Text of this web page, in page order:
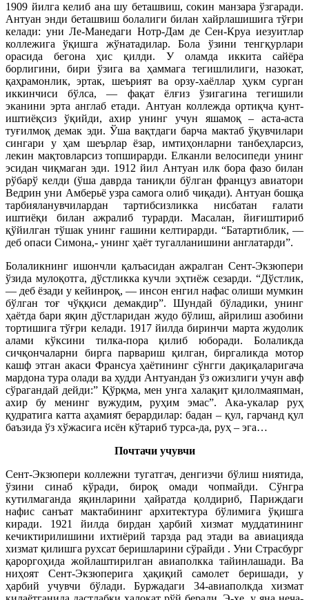
1909 йилга келиб ана шу беташвиш, сокин манзара ўзгаради.
Антуан энди беташвиш болалиги билан хайрлашишига тўғри
келади: уни Ле-Манедаги Нотр-Дам де Сен-Круа иезуитлар
коллежига ўқишга жўнатадилар. Бола ўзини тенгқурлари
орасида бегона ҳис қилди. У оламда иккита сайёра
борлигини, бири ўзига ва ҳаммага тегишлилиги, назокат,
қаҳрамонлик, эртак, шеърият ва орзу-хаёллар ҳукм сурган
иккинчиси бўлса, — фақат ёлғиз ўзигагина тегишили
эканини эрта англаб етади. Антуан коллежда ортиқча қунт-
иштиёқсиз ўқийди, ахир унинг учун яшамоқ – аста-аста
туғилмоқ демак эди. Ўша вақтдаги барча мактаб ўқувчилари
сингари у ҳам шеърлар ёзар, имтиҳонларни танбеҳларсиз,
лекин мақтовларсиз топширарди. Елканли велосипеди унинг
эсидан чиқмаган эди. 1912 йил Антуан илк бора фазо билан
рўбарў келди (ўша даврда таниқли бўлган француз авиатори
Ведрин уни Амберьё узра самога олиб чиқади). Антуан бошқа
тарбияланувчилардан тартибсизликка нисбатан ғалати
иштиёқи билан ажралиб турарди. Масалан, йиғиштириб
қўйилган тўшак унинг ғашини келтирарди. “Батартиблик, —
деб опаси Симона,- унинг ҳаёт тугалланишини англатарди”.
Болаликнинг ишончли қалъасидан ажралган Сент-Экзюпери
ўзида мулоқотга, дўстликка кучли эҳтиёж сезарди. “Дўстлик,
— деб ёзади у кейинроқ, — инсон енгил нафас олиши мумкин
бўлган тоғ чўққиси демакдир”. Шундай бўладики, унинг
ҳаётда бари яқин дўстларидан жудо бўлиш, айрилиш азобини
тортишига тўғри келади. 1917 йилда биринчи марта жудолик
алами кўксини тилка-пора қилиб юборади. Болаликда
сичқончаларни бирга парвариш қилган, биргаликда мотор
кашф этган акаси Франсуа ҳаётининг сўнгги дақиқаларигача
мардона тура олади ва худди Антуандан ўз ожизлиги учун авф
сўрагандай дейди:” Қўрқма, мен унга халақит қилолмаяпман,
ахир бу менинг вужудим, руҳим эмас”. Ака-укалар руҳ
қудратига катта аҳамият берардилар: бадан – қул, гарчанд қул
баъзида ўз хўжасига исён кўтариб турса-да, руҳ – эга…
Почтачи учувчи
Сент-Экзюпери коллежни тугатгач, денгизчи бўлиш ниятида,
ўзини синаб кўради, бироқ омади чопмайди. Сўнгра
кутилмаганда яқинларини ҳайратда қолдириб, Париждаги
нафис санъат мактабининг архитектура бўлимига ўқишга
киради. 1921 йилда бирдан ҳарбий хизмат муддатининг
кечиктирилишини ихтиёрий тарзда рад этади ва авиацияда
хизмат қилишга рухсат беришларини сўрайди . Уни Страсбург
қароргоҳида жойлаштирилган авиаполкка тайинлашади. Ва
ниҳоят Сент-Экзюперига ҳақиқий самолет беришади, у
ҳарбий учувчи бўлади. Буржадаги 34-авиаполкда хизмат